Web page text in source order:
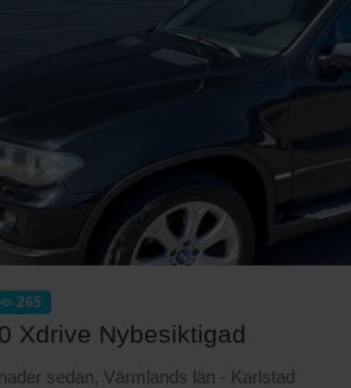
265
Xdrive Nybesiktigad
sedan, Värmlands län - Karlstad